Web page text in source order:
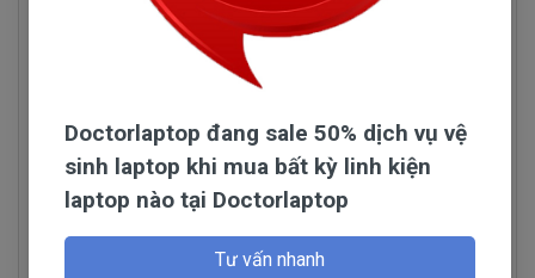
Một lần nữa, Doctorlaptop nói không với loại linh
kiện kém chất lượng.
Doctorlaptop đang sale 50% dịch vụ vệ
sinh laptop khi mua bất kỳ linh kiện
laptop nào tại Doctorlaptop
Tư vấn nhanh